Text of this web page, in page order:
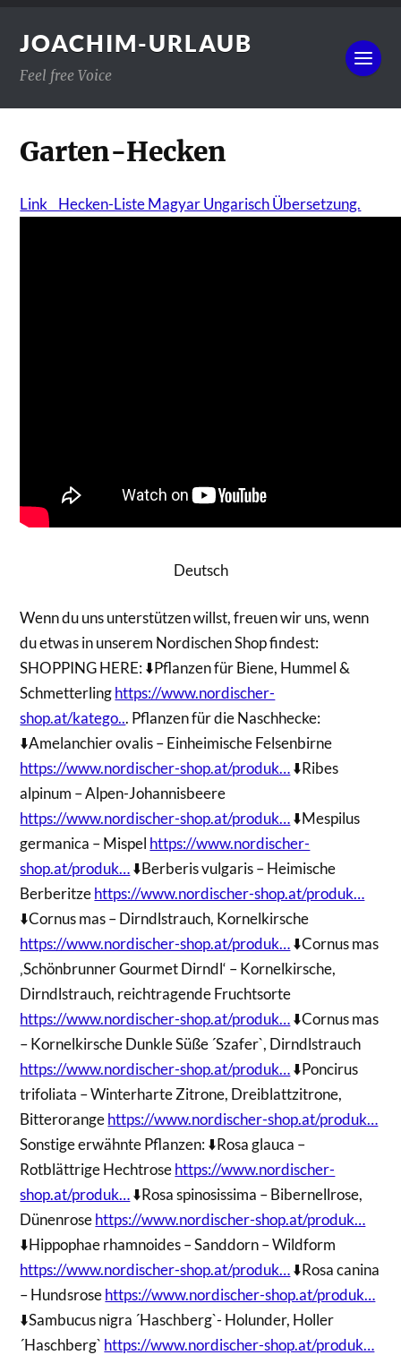
JOACHIM-URLAUB
Feel free Voice
Garten-Hecken
Link Hecken-Liste Magyar Ungarisch Übersetzung.
Deutsch
Wenn du uns unterstützen willst, freuen wir uns, wenn
du etwas in unserem Nordischen Shop findest:
SHOPPING HERE: ⬇️Pflanzen für Biene, Hummel &
Schmetterlinghttps://www.nordischer-
shop.at/katego... Pflanzen für die Naschhecke:
⬇️Amelanchier ovalis – Einheimische Felsenbirne
https://www.nordischer-shop.at/produk…⬇️Ribes
alpinum – Alpen-Johannisbeere
https://www.nordischer-shop.at/produk…⬇️Mespilus
germanica – Mispel https://www.nordischer-
shop.at/produk…⬇️Berberis vulgaris – Heimische
Berberitzehttps://www.nordischer-shop.at/produk…
⬇️Cornus mas – Dirndlstrauch, Kornelkirsche
https://www.nordischer-shop.at/produk…⬇️Cornus mas
‚Schönbrunner Gourmet Dirndl‘ – Kornelkirsche,
Dirndlstrauch, reichtragende Fruchtsorte
https://www.nordischer-shop.at/produk…⬇️Cornus mas
– Kornelkirsche Dunkle Süße ´Szafer`, Dirndlstrauch
https://www.nordischer-shop.at/produk…⬇️Poncirus
trifoliata – Winterharte Zitrone, Dreiblattzitrone,
Bitterorangehttps://www.nordischer-shop.at/produk…
Sonstige erwähnte Pflanzen: ⬇️Rosa glauca –
Rotblättrige Hechtrosehttps://www.nordischer-
shop.at/produk…⬇️Rosa spinosissima – Bibernellrose,
Dünenrosehttps://www.nordischer-shop.at/produk…
⬇️Hippophae rhamnoides – Sanddorn – Wildform
https://www.nordischer-shop.at/produk…⬇️Rosa canina
– Hundsrosehttps://www.nordischer-shop.at/produk…
⬇️Sambucus nigra ´Haschberg`- Holunder, Holler
´Haschberg` https://www.nordischer-shop.at/produk…